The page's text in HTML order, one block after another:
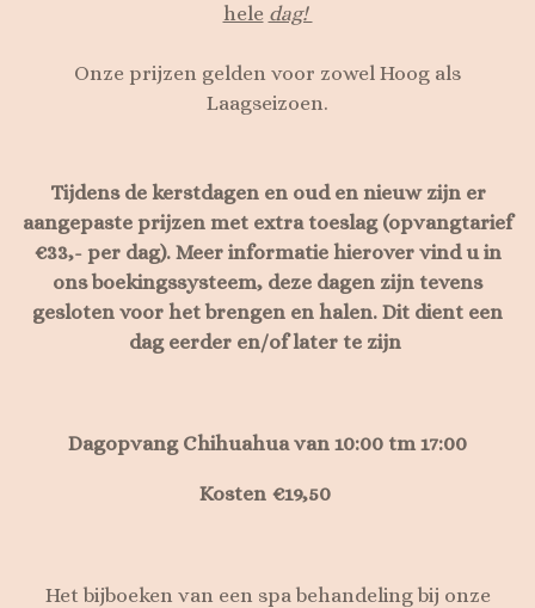
hele dag!
Onze prijzen gelden voor zowel Hoog als
Laagseizoen.
Tijdens de kerstdagen en oud en nieuw zijn er
aangepaste prijzen met extra toeslag (opvangtarief
€33,- per dag). Meer informatie hierover vind u in
ons boekingssysteem, deze dagen zijn tevens
gesloten voor het brengen en halen. Dit dient een
dag eerder en/of later te zijn
Dagopvang Chihuahua van 10:00 tm 17:00
Kosten €19,50
Het bijboeken van een spa behandeling bij onze